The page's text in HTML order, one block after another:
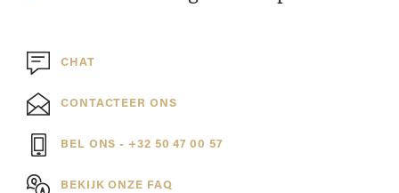
CHAT
CONTACTEER ONS
BEL ONS - +32 50 47 00 57
BEKIJK ONZE FAQ